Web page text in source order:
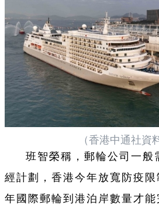
（香港中通社資
班智榮稱，郵輪公司一般
經計劃，香港今年放寬防疫
年國際郵輪到港泊岸數量才能